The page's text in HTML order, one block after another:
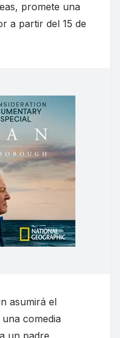
promete una
a partir del 15 de
asumirá el
una comedia
un padre